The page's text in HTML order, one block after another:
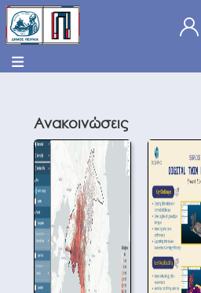
Ανακοινώσεις